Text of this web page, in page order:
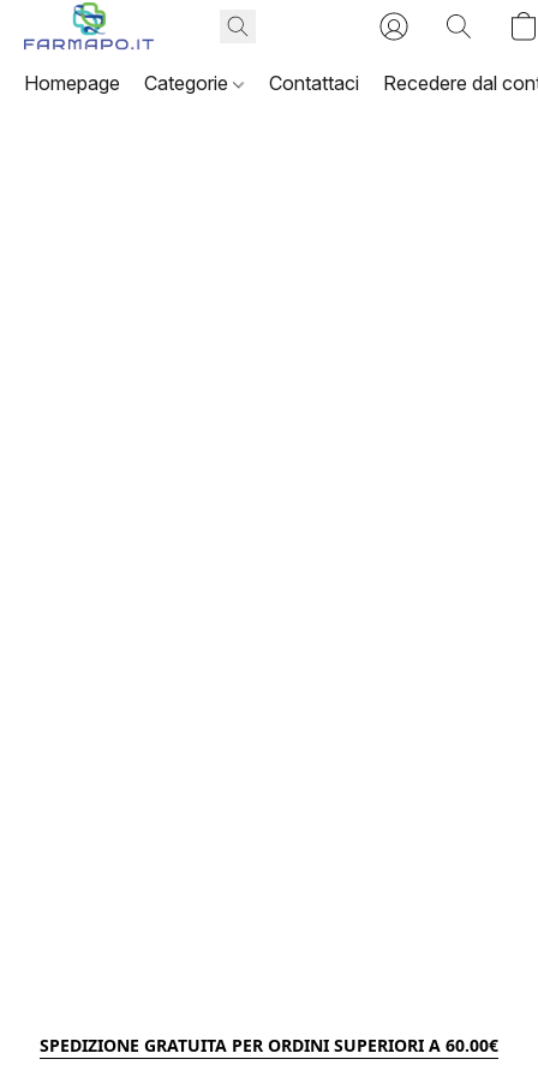
Homepage Categorie Contattaci Recedere dal
SPEDIZIONE GRATUITA PER ORDINI SUPERIORI A 60.00€